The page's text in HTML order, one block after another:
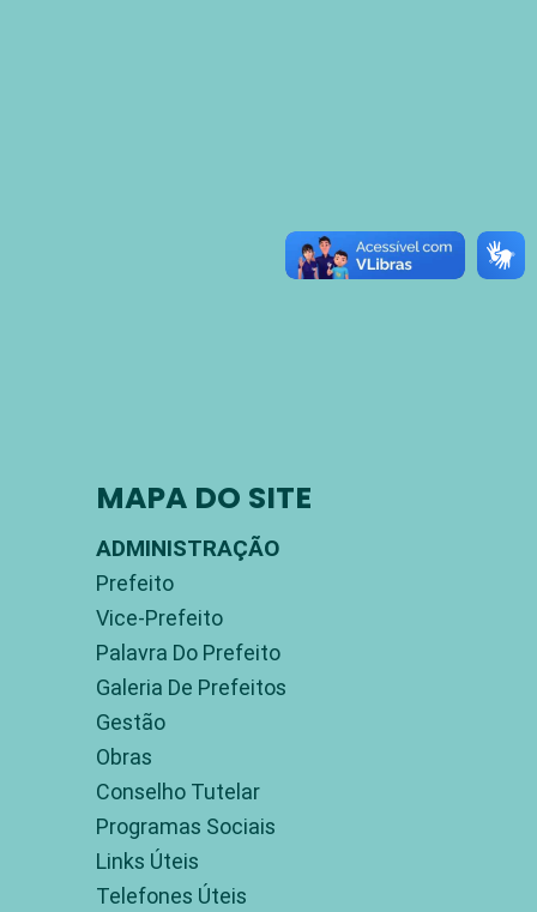
MAPA DO SITE
ADMINISTRAÇÃO
Prefeito
Vice-Prefeito
Palavra Do Prefeito
Galeria De Prefeitos
Gestão
Obras
Conselho Tutelar
Programas Sociais
Links Úteis
Telefones Úteis